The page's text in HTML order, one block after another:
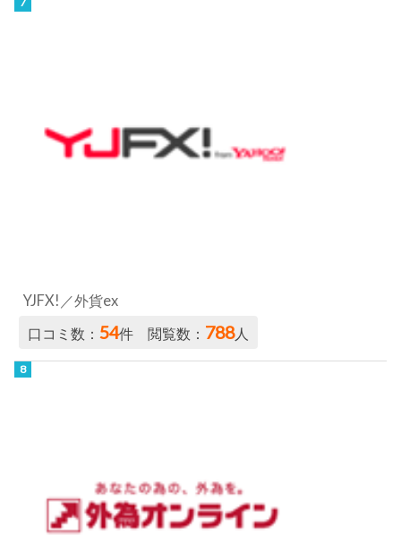
YJFX!／外貨ex
口コミ数：54件 閲覧数： 788人